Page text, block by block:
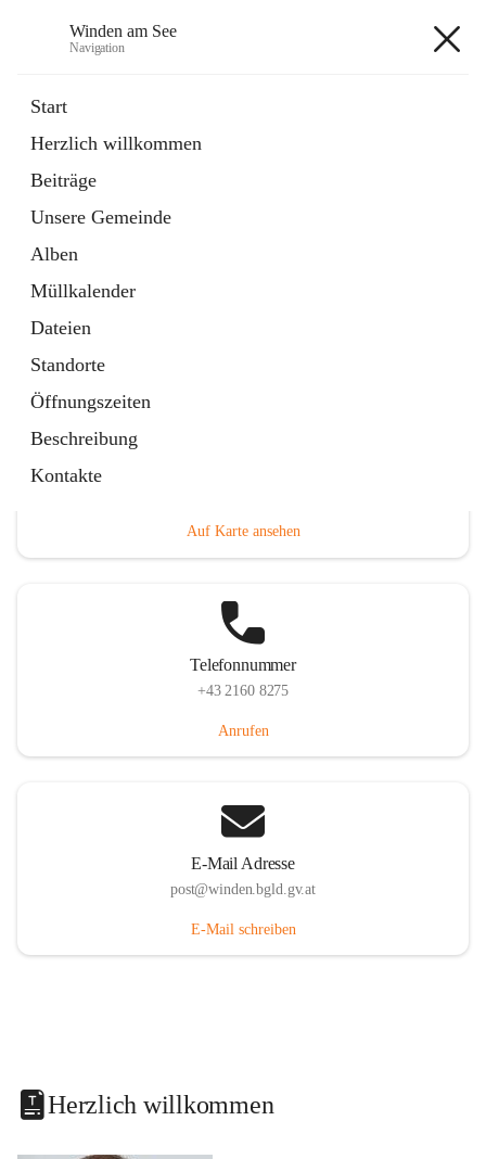
Winden am See
Navigation
Start
Herzlich willkommen
Beiträge
Unsere Gemeinde
Alben
Müllkalender
Dateien
Standorte
Öffnungszeiten
Beschreibung
Kontakte
Externe Webseite
in
Tab
Bebauungsplan
öffnet
in
neuem
Tab
Auf Karte ansehen
Telefonnummer
+43 2160 8275
Anrufen
E-Mail Adresse
post@winden.bgld.gv.at
E-Mail schreiben
Herzlich willkommen